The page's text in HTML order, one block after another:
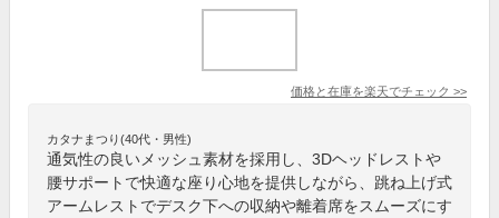
価格と在庫を楽天でチェック >>
カタナまつり(40代・男性)
通気性の良いメッシュ素材を採用し、3Dヘッドレストや
腰サポートで快適な座り心地を提供しながら、跳ね上げ式
アームレストでデスク下への収納や離着席をスムーズにす